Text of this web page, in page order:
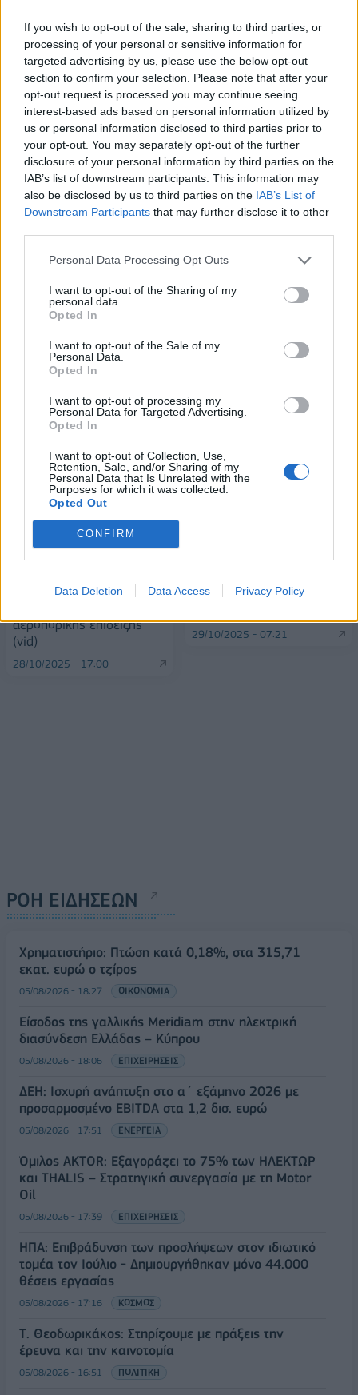
If you wish to opt-out of the sale, sharing to third parties, or
processing of your personal or sensitive information for
targeted advertising by us, please use the below opt-out
section to confirm your selection. Please note that after your
opt-out request is processed you may continue seeing
interest-based ads based on personal information utilized by
us or personal information disclosed to third parties prior to
your opt-out. You may separately opt-out of the further
disclosure of your personal information by third parties on the
IAB’s list of downstream participants. This information may
also be disclosed by us to third parties on the IAB’s List of
Downstream Participants that may further disclose it to other
Personal Data Processing Opt Outs
I want to opt-out of the Sharing of my
personal data.
Opted In
I want to opt-out of the Sale of my
Personal Data.
Opted In
I want to opt-out of processing my
Personal Data for Targeted Advertising.
Opted In
I want to opt-out of Collection, Use,
Retention, Sale, and/or Sharing of my
Personal Data that Is Unrelated with the
Purposes for which it was collected.
Opted Out
CONFIRM
Data Deletion Data Access Privacy Policy
ευρώ
Η συμφωνία Arval-Athlon αναδιαμορφώνει την αγορά leasing
VW: Η δύσκολη εξίσωση της
αναδιάρθρωσης
Alpha Bank: Για πρώτη φορά το
Αρχαίο Θέατρο Επιδαύρου
άνοιξε τις πύλες του σε όλους
βιωσιμότητα σε καθημερινή πράξη
Stoiximan: «Πού ήσουν;» στις μεγάλες στιγμές του Ολυμπιακού
ΠΕΡΙΣΣΌΤΕΡΑ ΣΕ ΑΥΤΉ ΤΗΝ ΚΑΤΗΓΟΡΊΑ
Συνομιλία μέσω
Τασούλα με βετεράνο
αεροπορικής επίδειξης
(vid)
28/10/2025 - 17:00
Συνεδριάζει το υπουργικό
πρωθυπουργό - η ατζέντα
29/10/2025 - 07:21
ΡΟΗ ΕΙΔΗΣΕΩΝ
Χρηματιστήριο: Πτώση κατά 0,18%, στα 315,71
εκατ. ευρώ ο τζίρος
05/08/2026 - 18:27 ΟΙΚΟΝΟΜΙΑ
Είσοδος της γαλλικής Meridiam στην ηλεκτρική
διασύνδεση Ελλάδας – Κύπρου
05/08/2026 - 18:06 ΕΠΙΧΕΙΡΗΣΕΙΣ
ΔΕΗ: Ισχυρή ανάπτυξη στο α΄ εξάμηνο 2026 με
προσαρμοσμένο EBITDA στα 1,2 δισ. ευρώ
05/08/2026 - 17:51 ΕΝΕΡΓΕΙΑ
Όμιλος AKTOR: Εξαγοράζει το 75% των ΗΛΕΚΤΩΡ
και THALIS – Στρατηγική συνεργασία με τη Motor
Oil
05/08/2026 - 17:39 ΕΠΙΧΕΙΡΗΣΕΙΣ
ΗΠΑ: Επιβράδυνση των προσλήψεων στον ιδιωτικό
τομέα τον Ιούλιο - Δημιουργήθηκαν μόνο 44.000
θέσεις εργασίας
05/08/2026 - 17:16 ΚΟΣΜΟΣ
Τ. Θεοδωρικάκος: Στηρίζουμε με πράξεις την
έρευνα και την καινοτομία
05/08/2026 - 16:51 ΠΟΛΙΤΙΚΗ